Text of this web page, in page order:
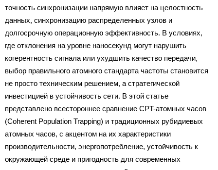
точность синхронизации напрямую влияет на целостность
данных, синхронизацию распределенных узлов и
долгосрочную операционную эффективность. В условиях,
где отклонения на уровне наносекунд могут нарушить
когерентность сигнала или ухудшить качество передачи,
выбор правильного атомного стандарта частоты становится
не просто техническим решением, а стратегической
инвестицией в устойчивость сети. В этой статье
представлено всестороннее сравнение CPT-атомных часов
(Coherent Population Trapping) и традиционных рубидиевых
атомных часов, с акцентом на их характеристики
производительности, энергопотребление, устойчивость к
окружающей среде и пригодность для современных